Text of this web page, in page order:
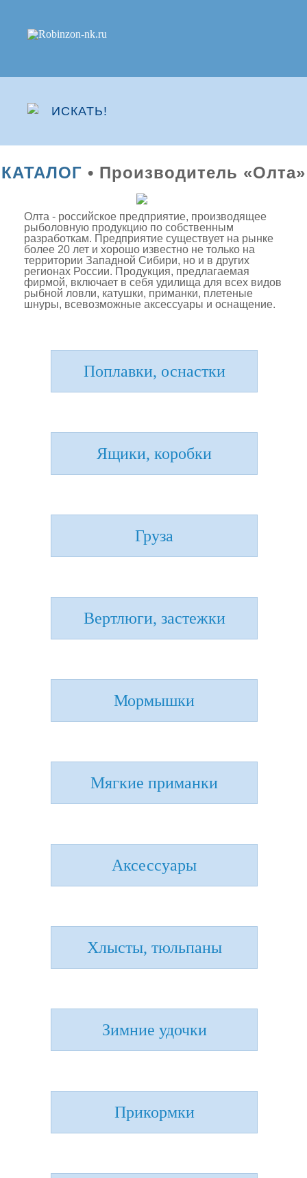
КАТАЛОГ • Производитель «Олта»
Олта - российское предприятие, производящее
рыболовную продукцию по собственным
разработкам. Предприятие существует на рынке
более 20 лет и хорошо известно не только на
территории Западной Сибири, но и в других
регионах России. Продукция, предлагаемая
фирмой, включает в себя удилища для всех видов
рыбной ловли, катушки, приманки, плетеные
шнуры, всевозможные аксессуары и оснащение.
Поплавки, оснастки
Ящики, коробки
Груза
Вертлюги, застежки
Мормышки
Мягкие приманки
Аксессуары
Хлысты, тюльпаны
Зимние удочки
Прикормки